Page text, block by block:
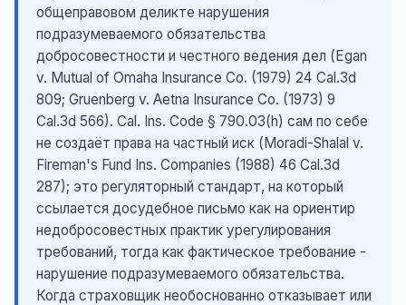
общеправовом деликте нарушения
подразумеваемого обязательства
добросовестности и честного ведения дел (Egan
v. Mutual of Omaha Insurance Co. (1979) 24 Cal.3d
809; Gruenberg v. Aetna Insurance Co. (1973) 9
Cal.3d 566). Cal. Ins. Code § 790.03(h) сам по себе
не создаёт права на частный иск (Moradi-Shalal v.
Fireman's Fund Ins. Companies (1988) 46 Cal.3d
287); это регуляторный стандарт, на который
ссылается досудебное письмо как на ориентир
недобросовестных практик урегулирования
требований, тогда как фактическое требование -
нарушение подразумеваемого обязательства.
Когда страховщик необоснованно отказывает или